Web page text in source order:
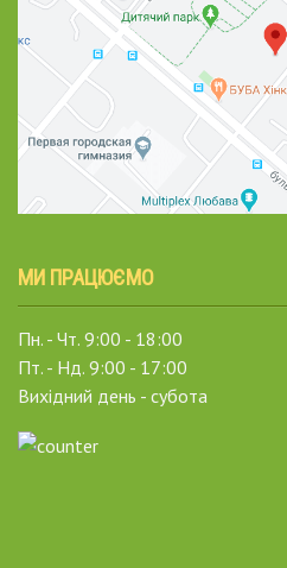
МИ ПРАЦЮЄМО
Пн. - Чт. 9:00 - 18:00
Пт. - Нд. 9:00 - 17:00
Вихідний день - субота